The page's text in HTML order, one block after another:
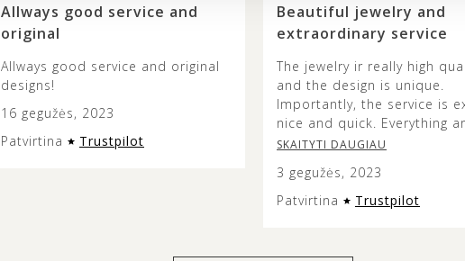
Allways good service and
original
Allways good service and original
designs!
16 gegužės, 2023
Patvirtina
Trustpilot
Beautiful jewelry and
extraordinary service
The jewelry ir really high
and the design is unique.
Importantly, the service is
nice and quick. Everything
so fast and beautifully
SKAITYTI DAUGIAU
3 gegužės, 2023
Patvirtina
Trustpilot